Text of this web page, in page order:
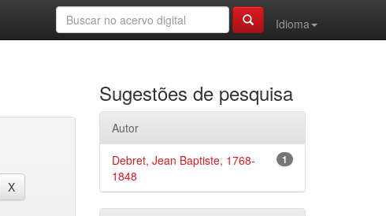
Idioma
Sugestões de pesquisa
Autor
1
Debret, Jean Baptiste, 1768-
1848